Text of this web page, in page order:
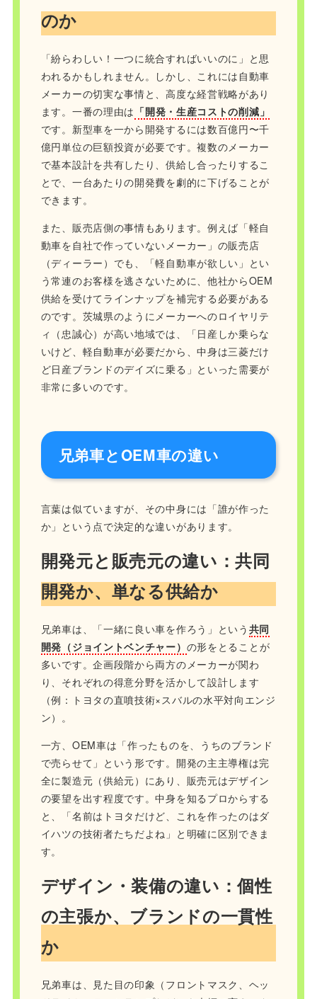
のか
「紛らわしい！一つに統合すればいいのに」と思
われるかもしれません。しかし、これには自動車
メーカーの切実な事情と、高度な経営戦略があり
ます。一番の理由は 「開発・生産コストの削減」
です。新型車を一から開発するには数百億円〜千
億円単位の巨額投資が必要です。複数のメーカー
で基本設計を共有したり、供給し合ったりするこ
とで、一台あたりの開発費を劇的に下げることが
できます。
また、販売店側の事情もあります。例えば「軽自
動車を自社で作っていないメーカー」の販売店
（ディーラー）でも、「軽自動車が欲しい」とい
う常連のお客様を逃さないために、他社からOEM
供給を受けてラインナップを補完する必要がある
のです。茨城県のようにメーカーへのロイヤリテ
ィ（忠誠心）が高い地域では、「日産しか乗らな
いけど、軽自動車が必要だから、中身は三菱だけ
ど日産ブランドのデイズに乗る」といった需要が
非常に多いのです。
兄弟車とOEM車の違い
言葉は似ていますが、その中身には「誰が作った
か」という点で決定的な違いがあります。
開発元と販売元の違い：共同
開発か、単なる供給か
兄弟車は、「一緒に良い車を作ろう」という 共同
開発（ジョイントベンチャー） の形をとることが
多いです。企画段階から両方のメーカーが関わ
り、それぞれの得意分野を活かして設計します
（例：トヨタの直噴技術×スバルの水平対向エンジ
ン）。
一方、OEM車は「作ったものを、うちのブランド
で売らせて」という形です。開発の主主導権は完
全に製造元（供給元）にあり、販売元はデザイン
の要望を出す程度です。中身を知るプロからする
と、「名前はトヨタだけど、これを作ったのはダ
イハツの技術者たちだよね」と明確に区別できま
す。
デザイン・装備の違い：個性
の主張か、ブランドの一貫性
か
兄弟車は、見た目の印象（フロントマスク、ヘッ